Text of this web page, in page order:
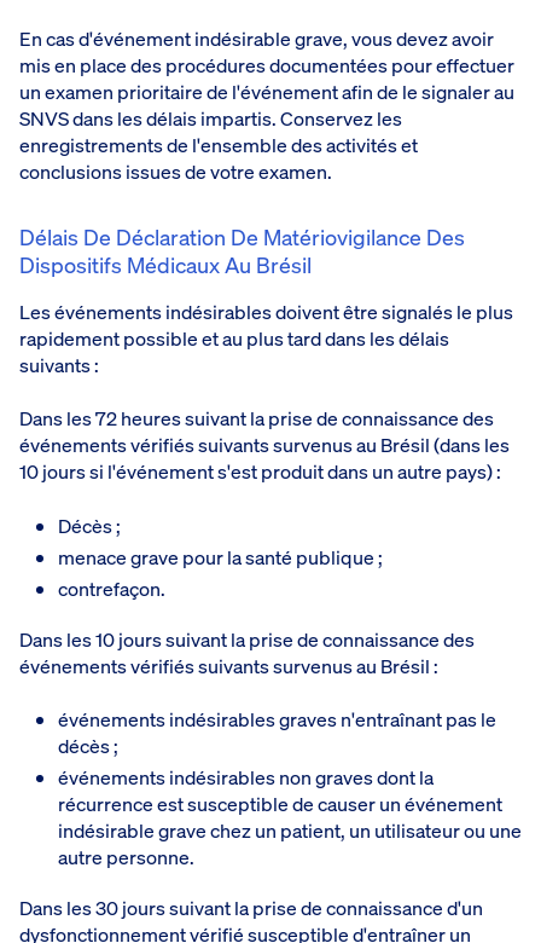
En cas d'événement indésirable grave, vous devez avoir
mis en place des procédures documentées pour effectuer
un examen prioritaire de l'événement afin de le signaler au
SNVS dans les délais impartis. Conservez les
enregistrements de l'ensemble des activités et
conclusions issues de votre examen.
Délais De Déclaration De Matériovigilance Des
Dispositifs Médicaux Au Brésil
Les événements indésirables doivent être signalés le plus
rapidement possible et au plus tard dans les délais
suivants :
Dans les 72 heures suivant la prise de connaissance des
événements vérifiés suivants survenus au Brésil (dans les
10 jours si l'événement s'est produit dans un autre pays) :
Décès ;
menace grave pour la santé publique ;
contrefaçon.
Dans les 10 jours suivant la prise de connaissance des
événements vérifiés suivants survenus au Brésil :
événements indésirables graves n'entraînant pas le
décès ;
événements indésirables non graves dont la
récurrence est susceptible de causer un événement
indésirable grave chez un patient, un utilisateur ou une
autre personne.
Dans les 30 jours suivant la prise de connaissance d'un
dysfonctionnement vérifié susceptible d'entraîner un